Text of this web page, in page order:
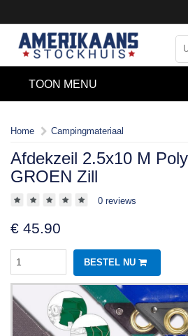
TOON MENU
Home Campingmateriaal
Afdekzeil 2.5x10 M
GROEN Zill
0 reviews
€ 45.90
BESTEL NU